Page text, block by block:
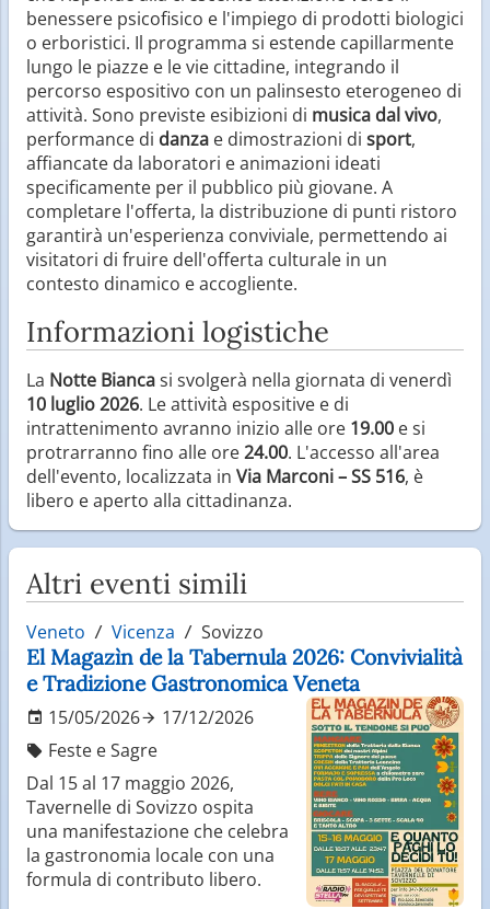
benessere psicofisico e l'impiego di prodotti biologici
o erboristici. Il programma si estende capillarmente
lungo le piazze e le vie cittadine, integrando il
percorso espositivo con un palinsesto eterogeneo di
attività. Sono previste esibizioni di musica dal vivo,
performance di danza e dimostrazioni di sport,
affiancate da laboratori e animazioni ideati
specificamente per il pubblico più giovane. A
completare l'offerta, la distribuzione di punti ristoro
garantirà un'esperienza conviviale, permettendo ai
visitatori di fruire dell'offerta culturale in un
contesto dinamico e accogliente.
Informazioni logistiche
La Notte Biancasi svolgerà nella giornata di venerdì
10 luglio 2026. Le attività espositive e di
intrattenimento avranno inizio alle ore 19.00 e si
protrarranno fino alle ore24.00. L'accesso all'area
dell'evento, localizzata in Via Marconi – SS 516, è
libero e aperto alla cittadinanza.
Altri eventi simili
Veneto Vicenza Sovizzo
El Magazìn de la Tabernula 2026: Convivialità
e Tradizione Gastronomica Veneta
15/05/2026
17/12/2026
Feste e Sagre
Dal 15 al 17 maggio 2026,
Tavernelle di Sovizzo ospita
una manifestazione che celebra
la gastronomia locale con una
formula di contributo libero.